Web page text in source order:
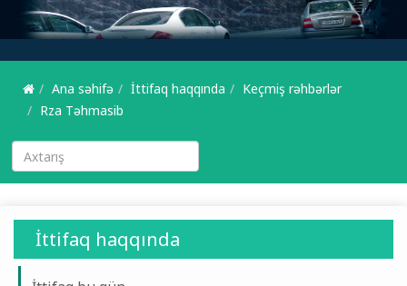
Ana səhifə İttifaq haqqında
Keçmiş rəhbərlər
Rza Təhmasib
İttifaq haqqında